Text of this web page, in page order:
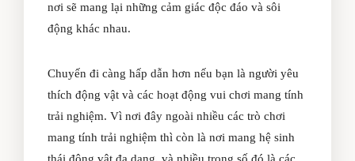
nơi sẽ mang lại những cảm giác độc đáo và sôi
động khác nhau.
Chuyến đi càng hấp dẫn hơn nếu bạn là người yêu
thích động vật và các hoạt động vui chơi mang tính
trải nghiệm. Vì nơi đây ngoài nhiều các trò chơi
mang tính trải nghiệm thì còn là nơi mang hệ sinh